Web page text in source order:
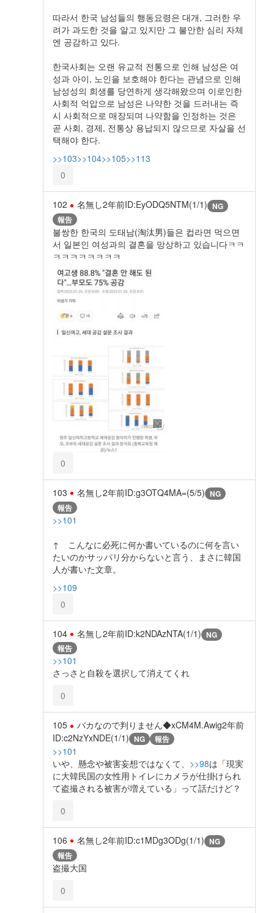
따라서 한국 남성들의 행동요령은 대개, 그러한 우
려가 과도한 것을 알고 있지만 그 불안한 심리 자체
엔 공감하고 있다.
한국사회는 오랜 유교적 전통으로 인해 남성은 여
성과 아이, 노인을 보호해야 한다는 관념으로 인해
남성성의 희생를 당연하게 생각해왔으며 이로인한
사회적 억압으로 남성은 나약한 것을 드러내는 즉
시 사회적으로 매장되며 나약함을 인정하는 것은
곧 사회, 경제, 전통상 용납되지 않으므로 자살을 선
택해야 한다.
>>103>>104>>105>>113
0
102 名無し2年前ID:EyODQ5NTM(1/1) NG
報告
불쌍한 한국의 도태남(淘汰男)들은 컵라면 먹으면
서 일본인 여성과의 결혼을 망상하고 있습니다ㅋㅋ
ㅋㅋㅋㅋㅋㅋㅋㅋ
0
103 名無し2年前ID:g3OTQ4MA=(5/5) NG
報告
>>101
↑ こんなに必死に何か書いているのに何を言い
たいのかサッパリ分からないと言う、まさに韓国
人が書いた文章。
>>109
0
104 名無し2年前ID:k2NDAzNTA(1/1) NG
報告
>>101
さっさと自殺を選択して消えてくれ
0
105 バカなので判りません◆xCM4M.Awig2年前
ID:c2NzYxNDE(1/1) NG 報告
>>101
いや、懸念や被害妄想ではなくて、 >>98は「現実
に大韓民国の女性用トイレにカメラが仕掛けられ
て盗撮される被害が増えている」って話だけど？
0
106 名無し2年前ID:c1MDg3ODg(1/1) NG
報告
盗撮大国
0